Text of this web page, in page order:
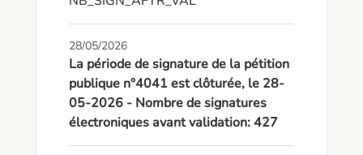
28/05/2026
La période de signature de la pétition
publique n°4041 est clôturée, le 28-
05-2026 - Nombre de signatures
électroniques avant validation: 427